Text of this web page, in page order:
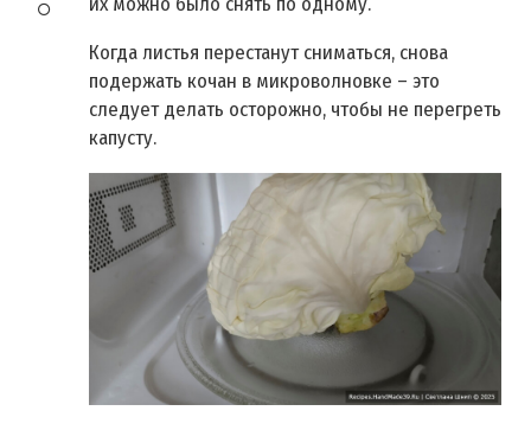
Когда листья перестанут сниматься, снова
подержать кочан в микроволновке – это
следует делать осторожно, чтобы не перегреть
капусту.